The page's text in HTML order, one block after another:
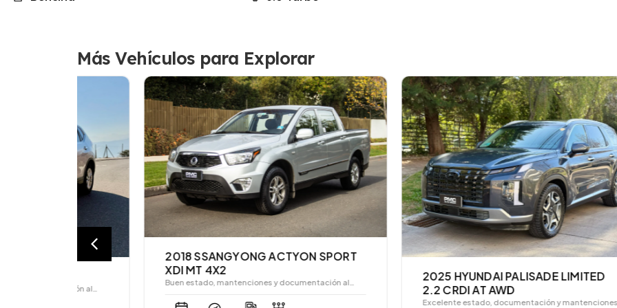
Más Vehículos para Explorar
2018 SSANGYONG ACTYON SPORT
XDI MT 4X2
Buen estado, mantenciones y documentación al…
2025 HYUNDAI PALISADE LIMITED
2.2 CRDI AT AWD
Excelente estado, documentación y mantenciones